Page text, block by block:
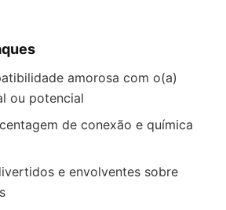
amorosa com o(a)
ou potencial
de conexão e química
e envolventes sobre